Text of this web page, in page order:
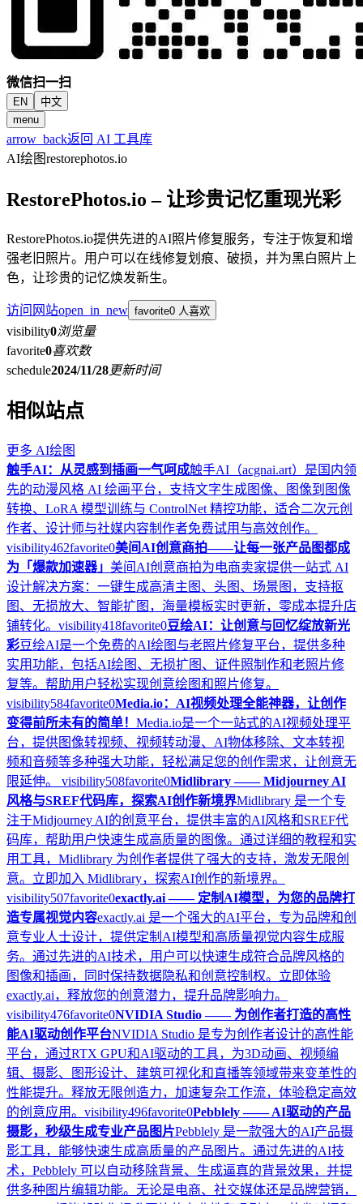
微信扫一扫
EN
中文
menu
arrow_back返回 AI 工具库
AI绘图restorephotos.io
RestorePhotos.io – 让珍贵记忆重现光彩
RestorePhotos.io提供先进的AI照片修复服务，专注于恢复和增
强老旧照片。用户可以在线修复划痕、破损，并为黑白照片上
色，让珍贵的记忆焕发新生。
访问网站open_in_new favorite0 人喜欢
visibility0浏览量
favorite0喜欢数
schedule2024/11/28更新时间
相似站点
更多 AI绘图
触手AI：从灵感到插画一气呵成触手AI（acgnai.art）是国内领
先的动漫风格 AI 绘画平台，支持文字生成图像、图像到图像
转换、LoRA 模型训练与 ControlNet 精控功能，适合二次元创
作者、设计师与社媒内容制作者免费试用与高效创作。
visibility462favorite0美间AI创意商拍——让每一张产品图都成
为「爆款加速器」 美间AI创意商拍为电商卖家提供一站式 AI
设计解决方案：一键生成高清主图、头图、场景图，支持抠
图、无损放大、智能扩图，海量模板实时更新，零成本提升店
铺转化。 visibility418favorite0豆绘AI：让创意与回忆绽放新光
彩豆绘AI是一个免费的AI绘图与老照片修复平台，提供多种
实用功能，包括AI绘图、无损扩图、证件照制作和老照片修
复等。帮助用户轻松实现创意绘图和照片修复。
visibility584favorite0Media.io：AI视频处理全能神器，让创作
变得前所未有的简单！ Media.io是一个一站式的AI视频处理平
台，提供图像转视频、视频转动漫、AI物体移除、文本转视
频和音频等多种强大功能，轻松满足您的创作需求，让创意无
限延伸。 visibility508favorite0Midlibrary —— Midjourney AI
风格与SREF代码库，探索AI创作新境界Midlibrary 是一个专
注于Midjourney AI的创意平台，提供丰富的AI风格和SREF代
码库，帮助用户快速生成高质量的图像。通过详细的教程和实
用工具，Midlibrary 为创作者提供了强大的支持，激发无限创
意。立即加入 Midlibrary，探索AI创作的新境界。
visibility507favorite0exactly.ai —— 定制AI模型，为您的品牌打
造专属视觉内容exactly.ai 是一个强大的AI平台，专为品牌和创
意专业人士设计，提供定制AI模型和高质量视觉内容生成服
务。通过先进的AI技术，用户可以快速生成符合品牌风格的
图像和插画，同时保持数据隐私和创意控制权。立即体验
exactly.ai，释放您的创意潜力，提升品牌影响力。
visibility476favorite0NVIDIA Studio —— 为创作者打造的高性
能AI驱动创作平台NVIDIA Studio 是专为创作者设计的高性能
平台，通过RTX GPU和AI驱动的工具，为3D动画、视频编
辑、摄影、图形设计、建筑可视化和直播等领域带来变革性的
性能提升。释放无限创造力，加速复杂工作流，体验稳定高效
的创意应用。 visibility496favorite0Pebblely —— AI驱动的产品
摄影，秒级生成专业产品图片Pebblely 是一款强大的AI产品摄
影工具，能够快速生成高质量的产品图片。通过先进的AI技
术，Pebblely 可以自动移除背景、生成逼真的背景效果，并提
供多种图片编辑功能。无论是电商、社交媒体还是品牌营销，